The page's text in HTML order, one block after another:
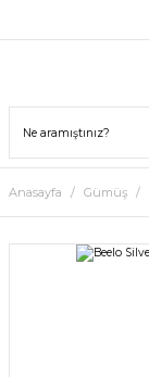
Anasayfa Gümüş